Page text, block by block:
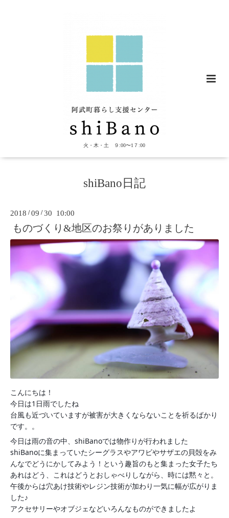
火・木・土 ９:00〜1７:00
shiBano日記
2018 /09 /30 10:00
ものづくり&地区のお祭りがありました
こんにちは！
今日は1日雨でしたね
台風も近づいていますが被害が大きくならないことを祈るばかり
です。。
今日は雨の音の中、shiBanoでは物作りが行われました
shiBanoに集まっていたシーグラスやアワビやサザエの貝殻をみ
んなでどうにかしてみよう！という趣旨のもと集まった女子たち
あれはどう、これはどうとおしゃべりしながら、時には黙々と。
午後からは穴あけ技術やレジン技術が加わり一気に幅が広がりま
した♪
アクセサリーやオブジェなどいろんなものができましたよ